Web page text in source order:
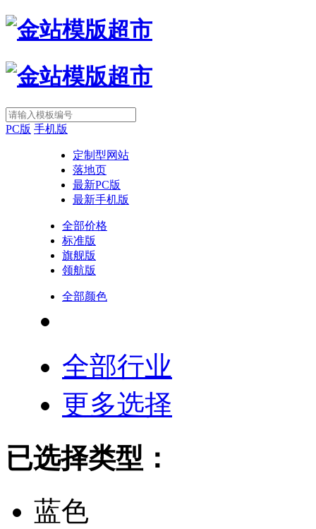
PC版 手机版
定制型网站
落地页
最新PC版
最新手机版
全部价格
标准版
旗舰版
领航版
全部颜色
全部行业
更多选择
已选择类型：
蓝色